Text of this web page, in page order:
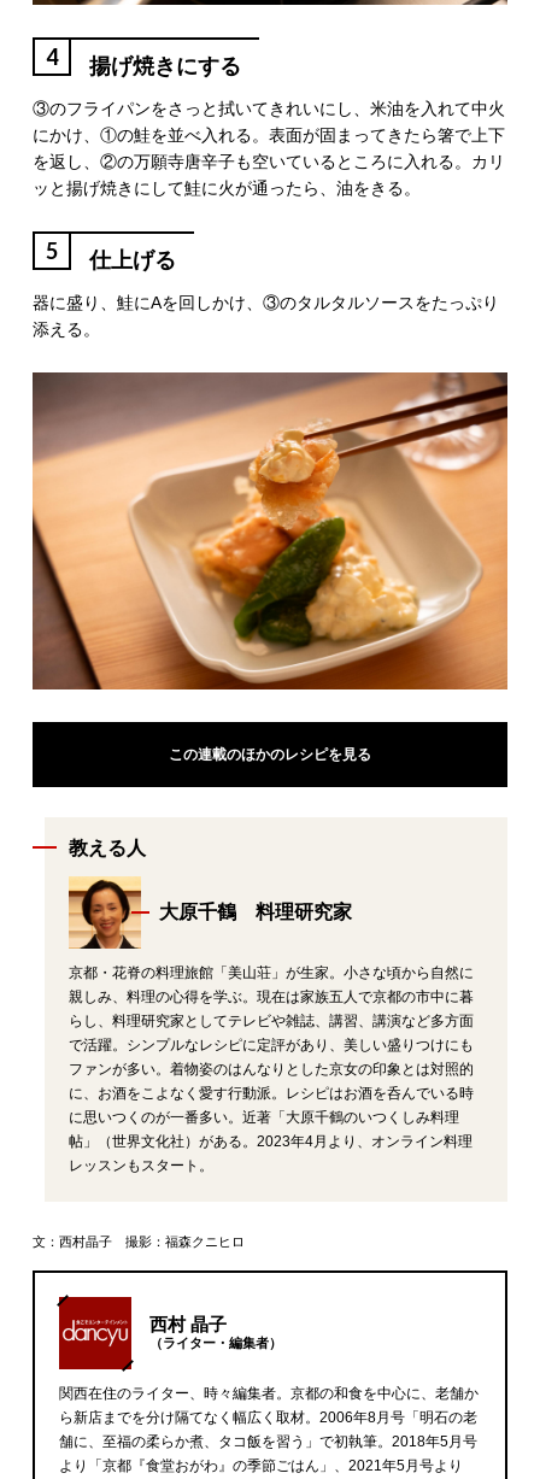
4 揚げ焼きにする
③のフライパンをさっと拭いてきれいにし、米油を入れて中火
にかけ、①の鮭を並べ入れる。表面が固まってきたら箸で上下
を返し、②の万願寺唐辛子も空いているところに入れる。カリ
ッと揚げ焼きにして鮭に火が通ったら、油をきる。
5 仕上げる
器に盛り、鮭にAを回しかけ、③のタルタルソースをたっぷり
添える。
この連載のほかのレシピを見る
教える人
大原千鶴 料理研究家
京都・花脊の料理旅館「美山荘」が生家。小さな頃から自然に
親しみ、料理の心得を学ぶ。現在は家族五人で京都の市中に暮
らし、料理研究家としてテレビや雑誌、講習、講演など多方面
で活躍。シンプルなレシピに定評があり、美しい盛りつけにも
ファンが多い。着物姿のはんなりとした京女の印象とは対照的
に、お酒をこよなく愛す行動派。レシピはお酒を呑んでいる時
に思いつくのが一番多い。近著「大原千鶴のいつくしみ料理
帖」（世界文化社）がある。2023年4月より、オンライン料理
レッスンもスタート。
文：西村晶子 撮影：福森クニヒロ
西村 晶子
（ライター・編集者）
関西在住のライター、時々編集者。京都の和食を中心に、老舗か
ら新店までを分け隔てなく幅広く取材。2006年8月号「明石の老
舗に、至福の柔らか煮、タコ飯を習う」で初執筆。2018年5月号
より「京都『食堂おがわ』の季節ごはん」、2021年5月号より